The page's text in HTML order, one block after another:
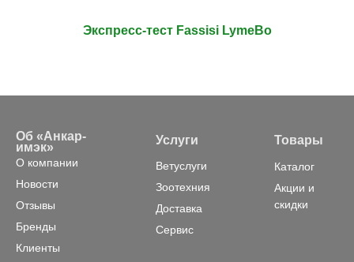
Экспресс-тест Fassisi LymeBo
Об «Анкар-
имэк»
О компании
Новости
Отзывы
Бренды
Клиенты
Услуги
Ветуслуги
Доставка
Сервис
Зоотехния
Товары
Каталог
Акции и
скидки